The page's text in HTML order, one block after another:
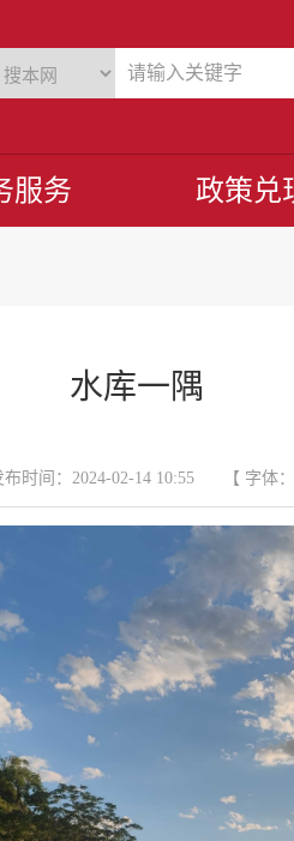
服务 政策兑
水库一隅
布时间：2024-02-14 10:55 【 字体：